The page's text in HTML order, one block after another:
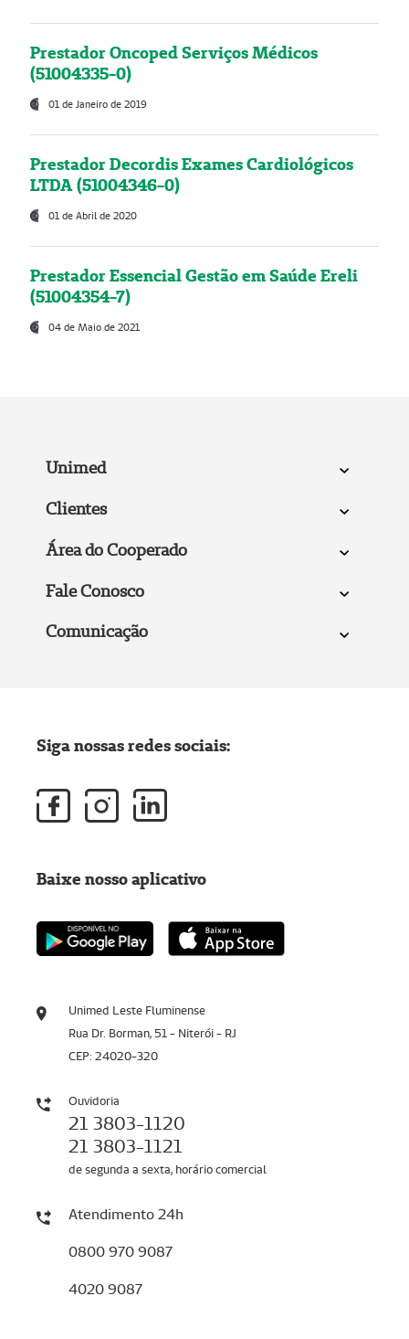
Prestador Oncoped Serviços Médicos
(51004335-0)
01 de Janeiro de 2019
Prestador Decordis Exames Cardiológicos
LTDA (51004346-0)
01 de Abril de 2020
Prestador Essencial Gestão em Saúde Ereli
(51004354-7)
04 de Maio de 2021
Unimed
Clientes
Área do Cooperado
Fale Conosco
Comunicação
Unimed Leste Fluminense
Rua Dr. Borman, 51 - Niterói - RJ
CEP: 24020-320
Ouvidoria
21 3803-1120
21 3803-1121
de segunda a sexta, horário comercial
Atendimento 24h
0800 970 9087
4020 9087
Siga nossas redes sociais:
Baixe nosso aplicativo